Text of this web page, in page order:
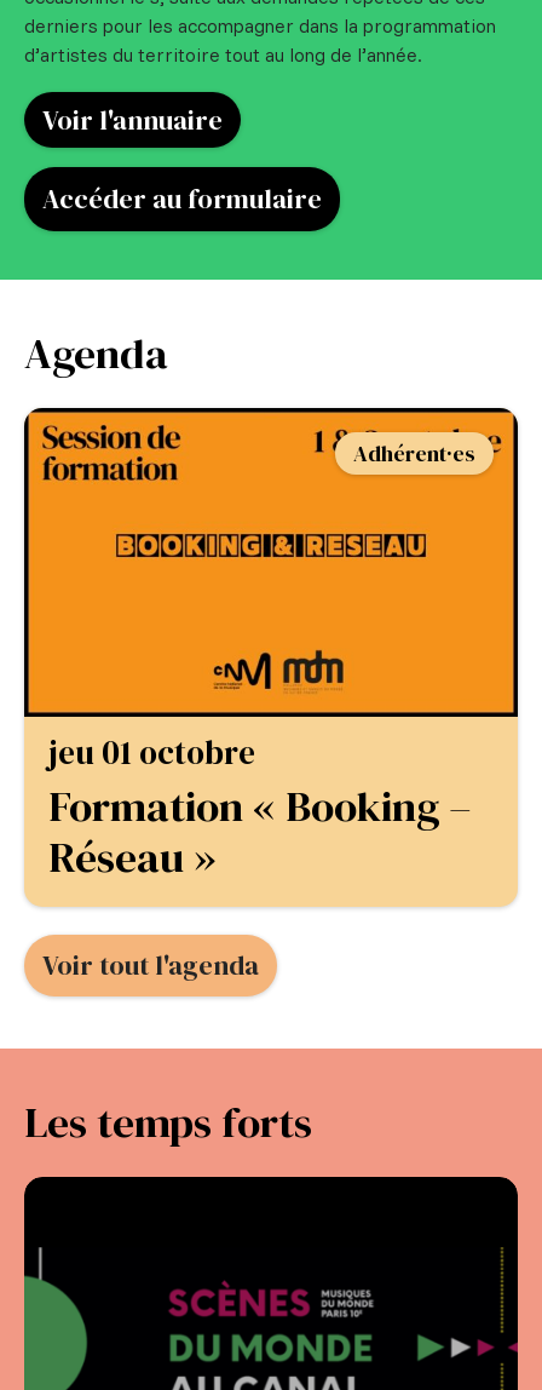
derniers pour les accompagner dans la programmation
d’artistes du territoire tout au long de l’année.
Voir l'annuaire
Accéder au formulaire
Agenda
Adhérent·es
jeu 01 octobre
Formation « Booking –
Réseau »
Voir tout l'agenda
Les temps forts